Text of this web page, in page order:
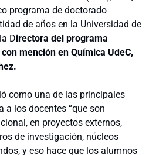
programa de doctorado
de años en la Universidad de
Directora del programa
mención en Química UdeC,
como una de las principales
a los docentes “que son
en proyectos externos,
de investigación, núcleos
y eso hace que los alumnos